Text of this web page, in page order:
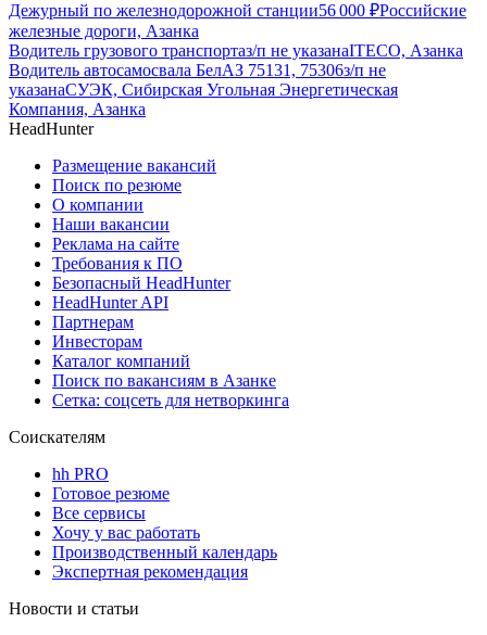
Дежурный по железнодорожной станции56 000 ₽Российские
железные дороги, Азанка
Водитель грузового транспортаз/п не указанаITECO, Азанка
Водитель автосамосвала БелАЗ 75131, 75306з/п не
указанаСУЭК, Сибирская Угольная Энергетическая
Компания, Азанка
HeadHunter
Размещение вакансий
Поиск по резюме
О компании
Наши вакансии
Реклама на сайте
Требования к ПО
Безопасный HeadHunter
HeadHunter API
Партнерам
Инвесторам
Каталог компаний
Поиск по вакансиям в Азанке
Сетка: соцсеть для нетворкинга
Соискателям
hh PRO
Готовое резюме
Все сервисы
Хочу у вас работать
Производственный календарь
Экспертная рекомендация
Новости и статьи